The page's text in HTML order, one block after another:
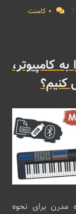
کامپیوتر،
کنیم؟
مدرن برای نحوه